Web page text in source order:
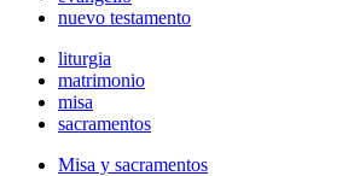
nuevo testamento
liturgia
matrimonio
misa
sacramentos
Misa y sacramentos